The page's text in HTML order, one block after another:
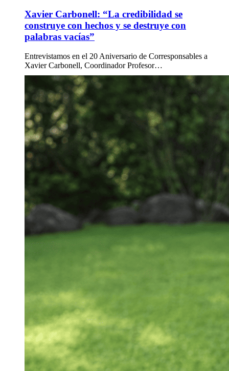
Xavier Carbonell: “La credibilidad se
construye con hechos y se destruye con
palabras vacías”
Entrevistamos en el 20 Aniversario de Corresponsables a
Xavier Carbonell, Coordinador Profesor…